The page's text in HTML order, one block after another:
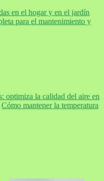
en el hogar y en el jardín
para el mantenimiento y
optimiza la calidad del aire en
Cómo mantener la temperatura